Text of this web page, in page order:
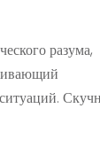
разума,